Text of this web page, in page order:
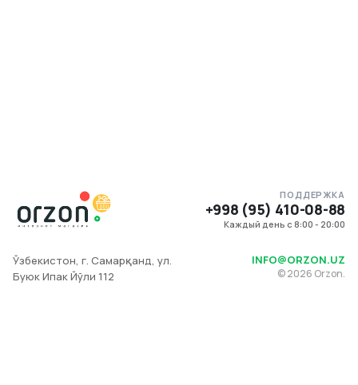
ПОДДЕРЖКА
+998 (95) 410-08-88
Каждый день с 8:00 - 20:00
Ўзбекистон, г. Самарқанд, ул.
Буюк Ипак Йўли 112
INFO@ORZON.UZ
©2026 Orzon.